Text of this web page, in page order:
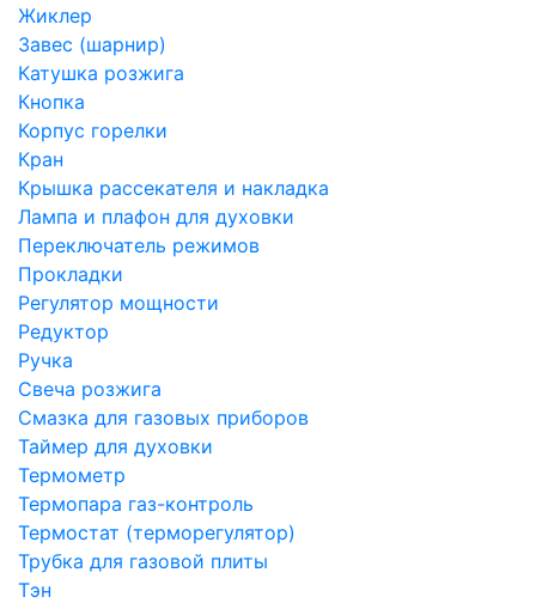
Жиклер
Завес (шарнир)
Катушка розжига
Кнопка
Корпус горелки
Кран
Крышка рассекателя и накладка
Лампа и плафон для духовки
Переключатель режимов
Прокладки
Регулятор мощности
Редуктор
Ручка
Свеча розжига
Смазка для газовых приборов
Таймер для духовки
Термометр
Термопара газ-контроль
Термостат (терморегулятор)
Трубка для газовой плиты
Тэн